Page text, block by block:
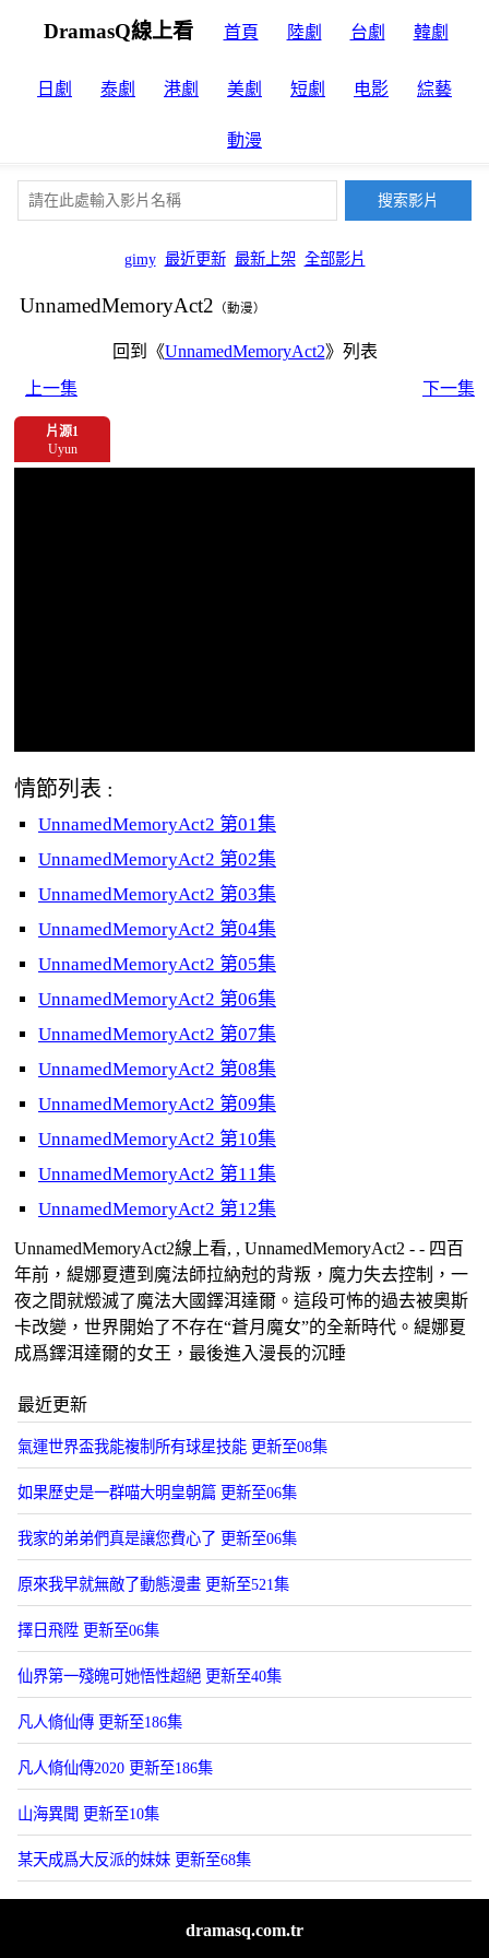
DramasQ線上看 首頁 陸劇 台劇 韓劇
日劇 泰劇 港劇 美劇 短劇 电影 綜藝
動漫
gimy 最近更新 最新上架 全部影片
UnnamedMemoryAct2 （動漫）
回到《UnnamedMemoryAct2》列表
上一集
下一集
片源1
Uyun
情節列表 :
UnnamedMemoryAct2 第01集
UnnamedMemoryAct2 第02集
UnnamedMemoryAct2 第03集
UnnamedMemoryAct2 第04集
UnnamedMemoryAct2 第05集
UnnamedMemoryAct2 第06集
UnnamedMemoryAct2 第07集
UnnamedMemoryAct2 第08集
UnnamedMemoryAct2 第09集
UnnamedMemoryAct2 第10集
UnnamedMemoryAct2 第11集
UnnamedMemoryAct2 第12集
UnnamedMemoryAct2線上看, , UnnamedMemoryAct2 - - 四百
年前，緹娜夏遭到魔法師拉納尅的背叛，魔力失去控制，一
夜之間就燬滅了魔法大國鐸洱達爾。這段可怖的過去被奧斯
卡改變，世界開始了不存在“蒼月魔女”的全新時代。緹娜夏
成爲鐸洱達爾的女王，最後進入漫長的沉睡
最近更新
氣運世界盃我能複制所有球星技能 更新至08集
如果歷史是一群喵大明皇朝篇 更新至06集
我家的弟弟們真是讓您費心了 更新至06集
原來我早就無敵了動態漫畫 更新至521集
擇日飛陞 更新至06集
仙界第一殘魄可她悟性超絕 更新至40集
凡人脩仙傳 更新至186集
凡人脩仙傳2020 更新至186集
山海異聞 更新至10集
某天成爲大反派的妹妹 更新至68集
dramasq.com.tr